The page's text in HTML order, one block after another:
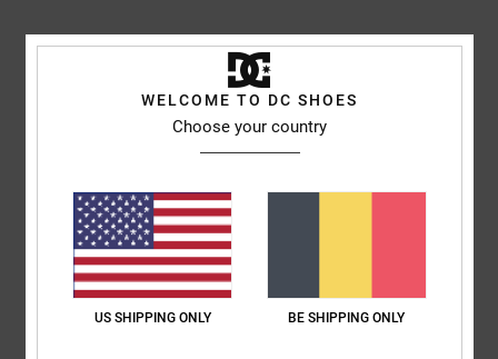
Gemiddelde score
5.0/5
gebaseerd op2 geverifieerde beoordelingensinds maart 2026
50% van onze klanten bevelen dit product aan
Comfort
5.0
WELCOME TO DC SHOES
Choose your country
US SHIPPING ONLY BE SHIPPING ONLY